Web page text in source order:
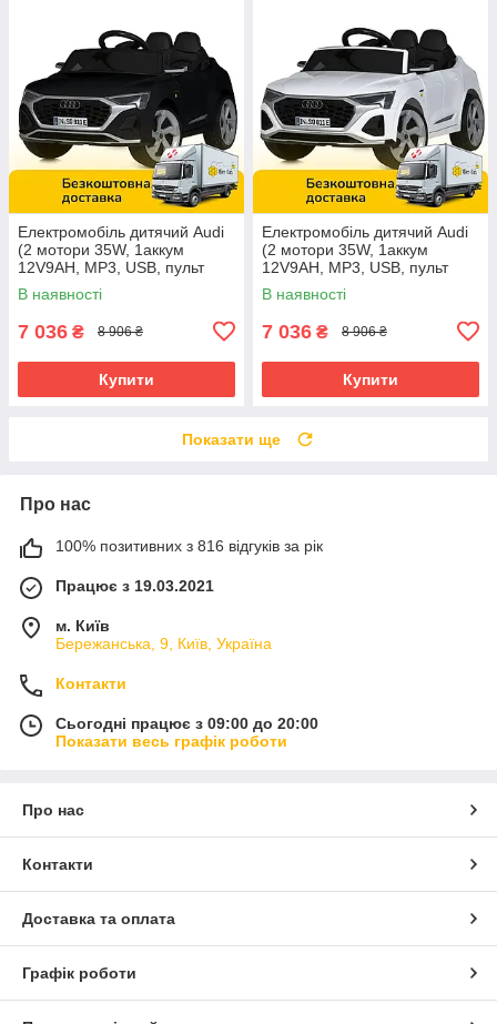
Електромобіль дитячий Audi
(2 мотори 35W, 1аккум
12V9AH, MP3, USB, пульт
керування 2.4GHz) M
5899EBLR-2
В наявності
7 036 ₴ 8 906 ₴
Купити
Електромобіль дитячий Audi
(2 мотори 35W, 1аккум
12V9AH, MP3, USB, пульт
керування 2.4GHz) M
5899EBLR-1
В наявності
7 036 ₴ 8 906 ₴
Купити
Показати ще
Про нас
100% позитивних з 816 відгуків за рік
Працює з 19.03.2021
м. Київ
Бережанська, 9, Київ, Україна
Контакти
Сьогодні працює з 09:00 до 20:00
Показати весь графік роботи
Про нас
Контакти
Доставка та оплата
Графік роботи